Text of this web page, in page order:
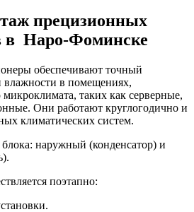
прецизионных
в Наро-Фоминске
обеспечивают точный
влажности в помещениях,
таких как серверные,
Они работают круглогодично и
климатических систем.
наружный (конденсатор) и
поэтапно: